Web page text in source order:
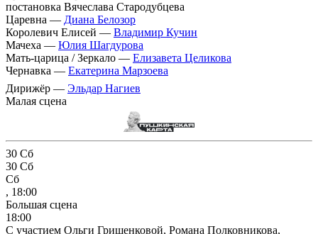
постановка Вячеслава Стародубцева
Царевна — Диана Белозор
Королевич Елисей — Владимир Кучин
Мачеха — Юлия Шагдурова
Мать-царица / Зеркало — Елизавета Целикова
Чернавка — Екатерина Марзоева
Дирижёр — Эльдар Нагиев
Малая сцена
30 Сб
30 Сб
Сб
, 18:00
Большая сцена
18:00
С участием Ольги Гришенковой, Романа Полковникова,